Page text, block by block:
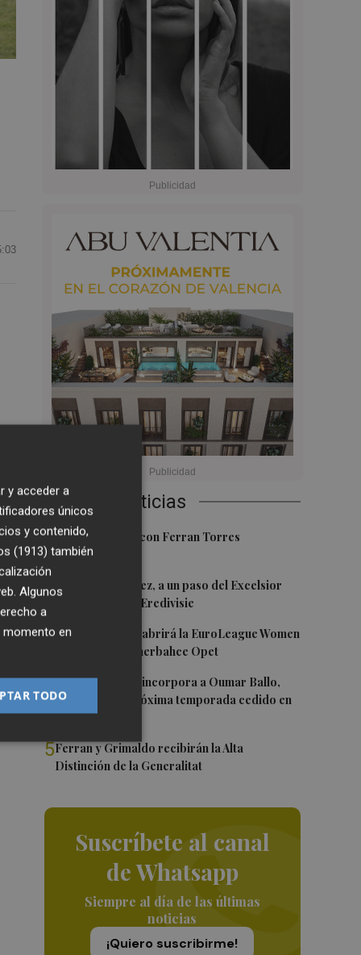
Últimas Noticias
1Foios se vuelca con Ferran Torres
2Mario Domínguez, a un paso del Excelsior
Róterdam de la Eredivisie
3 Valencia Basket abrirá la EuroLeague Women
en casa ante Fenerbahce Opet
4Valencia Basket incorpora a Oumar Ballo,
que jugará la próxima temporada cedido en
Galatasaray
5Ferran y Grimaldo recibirán la Alta
Distinción de la Generalitat
Suscríbete al canal
de Whatsapp
Siempre al día de las últimas
noticias
¡Quiero suscribirme!
y acceder a
únicos
y contenido,
(1913) también
Algunos
a
momento en
TODO